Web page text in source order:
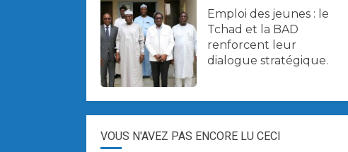
Emploi des jeunes : le
Tchad et la BAD
renforcent leur
dialogue stratégique.
VOUS N'AVEZ PAS ENCORE LU CECI